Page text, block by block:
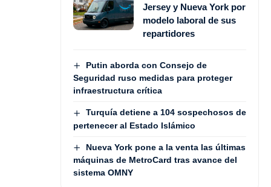
Jersey y Nueva York por
modelo laboral de sus
repartidores
Putin aborda con Consejo de
Seguridad ruso medidas para proteger
infraestructura crítica
Turquía detiene a 104 sospechosos de
pertenecer al Estado Islámico
Nueva York pone a la venta las últimas
máquinas de MetroCard tras avance del
sistema OMNY